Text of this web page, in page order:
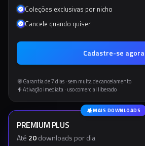
Coleções exclusivas por nicho
Cancele quando quiser
Cadastre-se agora
Garantia de 7 dias · sem multa de cancelamento
Ativação imediata · uso comercial liberado
MAIS DOWNLOADS
PREMIUM PLUS
Até 20downloads por dia